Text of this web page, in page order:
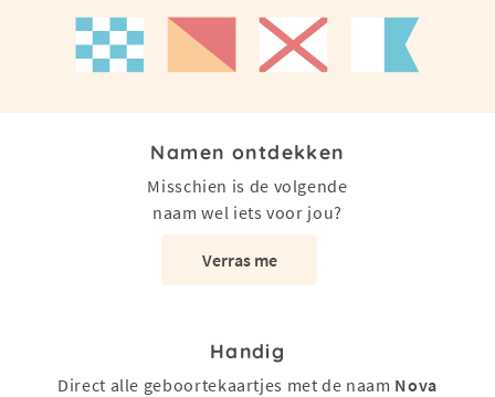
Namen ontdekken
Misschien is de volgende
naam wel iets voor jou?
Verras me
Handig
Direct alle geboortekaartjes met de naam Nova